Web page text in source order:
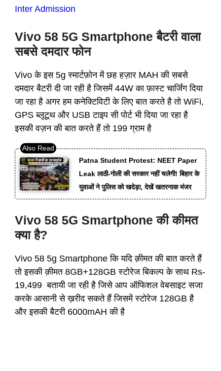
Inter Admission
Vivo 58 5G Smartphone बैटरी वाला
सबसे दमदार फोन
Vivo के इस 5g स्मार्टफ़ोन में छह हज़ार MAH की सबसे
दमदार बैटरी दी जा रही है जिसमें 44W का फ़ास्ट चार्जिंग दिया
जा रहा है अगर हम कनेक्टिविटी के लिए बात करते है तो WiFi,
GPS ब्लूटूथ और USB टाइप सी पोर्ट भी दिया जा रहा है
इसकी वज़न की बात करते हैं तो 199 ग्राम है
Patna Student Protest: NEET Paper
Leak लाठी-गोली की सरकार नहीं चलेगी! बिहार के
युवाओं ने पुलिस को खदेड़ा, देखें खतरनाक मंजर
Vivo 58 5G Smartphone की कीमत
क्या है?
Vivo 58 5g Smartphone कि यदि क़ीमत की बात करते हैं
तो इसकी क़ीमत 8GB+128GB स्टोरेज बिकल्प के साथ Rs-
19,499 बतायी जा रही है जिसे आप ऑफिशल वेबसाइट सजा
करके आसानी से ख़रीद सकते हैं जिसमें स्टोरेज 128GB है
और इसकी बैटरी 6000mAH की है